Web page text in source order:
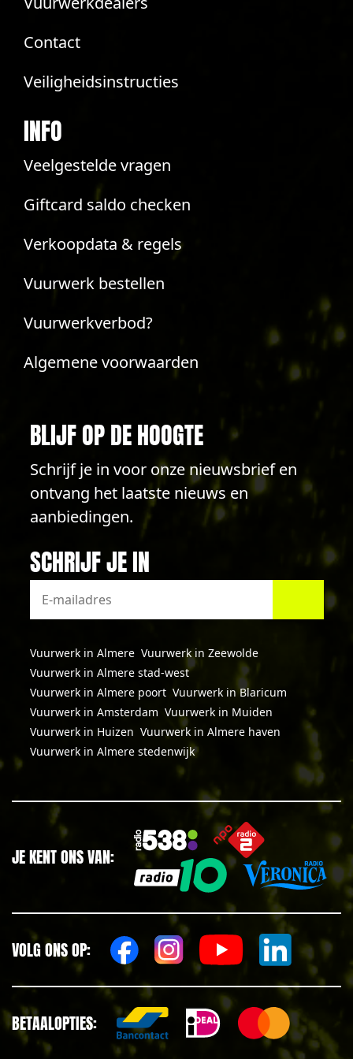
Contact
Veiligheidsinstructies
INFO
Veelgestelde vragen
Giftcard saldo checken
Verkoopdata & regels
Vuurwerk bestellen
Vuurwerkverbod?
Algemene voorwaarden
BLIJF OP DE HOOGTE
Schrijf je in voor onze nieuwsbrief en
ontvang het laatste nieuws en
aanbiedingen.
SCHRIJF JE IN
Vuurwerk in Almere Vuurwerk in Zeewolde
Vuurwerk in Almere stad-west
Vuurwerk in Almere poort Vuurwerk in Blaricum
Vuurwerk in Amsterdam Vuurwerk in Muiden
Vuurwerk in Huizen Vuurwerk in Almere haven
Vuurwerk in Almere stedenwijk
JE KENT ONS VAN:
VOLG ONS OP:
BETAALOPTIES: